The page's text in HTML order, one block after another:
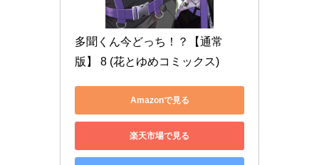
多聞くん今どっち！？【通常
版】 8 (花とゆめコミックス)
Amazonで見る
楽天市場で見る